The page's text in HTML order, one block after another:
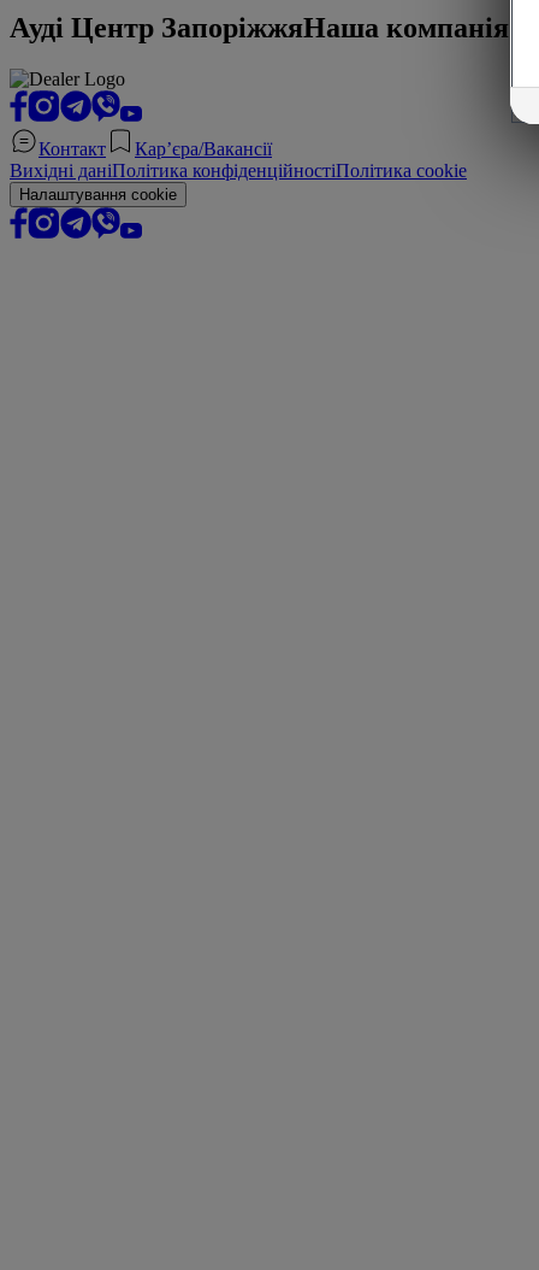
Ауді Центр ЗапоріжжяНаша компанія
Контакт
Кар’єра/Вакансії
Вихідні даніПолітика конфіденційностіПолітика cookie
Налаштування cookie